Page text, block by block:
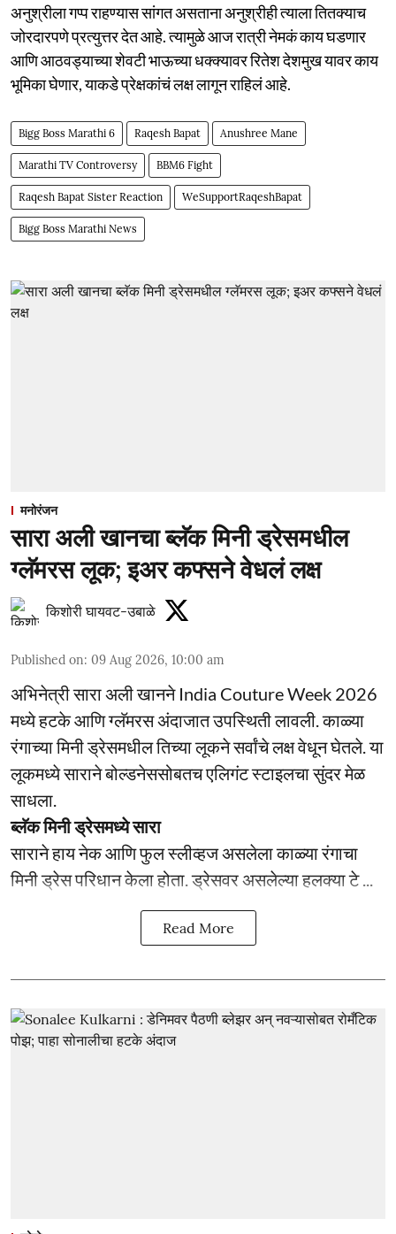
अनुश्रीला गप्प राहण्यास सांगत असताना अनुश्रीही त्याला तितक्याच
जोरदारपणे प्रत्युत्तर देत आहे. त्यामुळे आज रात्री नेमकं काय घडणार
आणि आठवड्याच्या शेवटी भाऊच्या धक्क्यावर रितेश देशमुख यावर काय
भूमिका घेणार, याकडे प्रेक्षकांचं लक्ष लागून राहिलं आहे.
Bigg Boss Marathi 6 Raqesh Bapat Anushree Mane
Marathi TV Controversy BBM6 Fight
Raqesh Bapat Sister Reaction WeSupportRaqeshBapat
Bigg Boss Marathi News
मनोरंजन
सारा अली खानचा ब्लॅक मिनी ड्रेसमधील
ग्लॅमरस लूक; इअर कफ्सने वेधलं लक्ष
किशोरी घायवट-उबाळे
Published on: 09 Aug 2026, 10:00 am
अभिनेत्री सारा अली खानने India Couture Week 2026
मध्ये हटके आणि ग्लॅमरस अंदाजात उपस्थिती लावली. काळ्या
रंगाच्या मिनी ड्रेसमधील तिच्या लूकने सर्वांचे लक्ष वेधून घेतले. या
लूकमध्ये साराने बोल्डनेससोबतच एलिगंट स्टाइलचा सुंदर मेळ
साधला.
ब्लॅक मिनी ड्रेसमध्ये सारा
साराने हाय नेक आणि फुल स्लीव्हज असलेला काळ्या रंगाचा
मिनी ड्रेस परिधान केला होता. ड्रेसवर असलेल्या हलक्या टे ...
Read More